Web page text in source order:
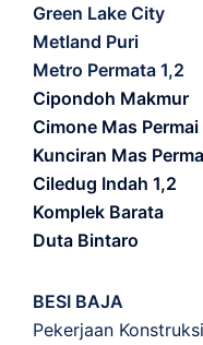
Green Lake City
Metland Puri
Metro Permata 1,2
Cipondoh Makmur
Cimone Mas Permai
Kunciran Mas
Ciledug Indah 1,2
Komplek Barata
Duta Bintaro
BESI BAJA
Pekerjaan